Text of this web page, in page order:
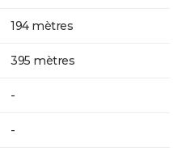
194 mètres
395 mètres
-
-